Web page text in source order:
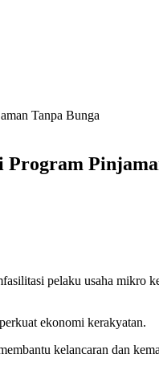
Tanpa Bunga
pelaku usaha mikro
ekonomi kerakyatan.
kelancaran dan